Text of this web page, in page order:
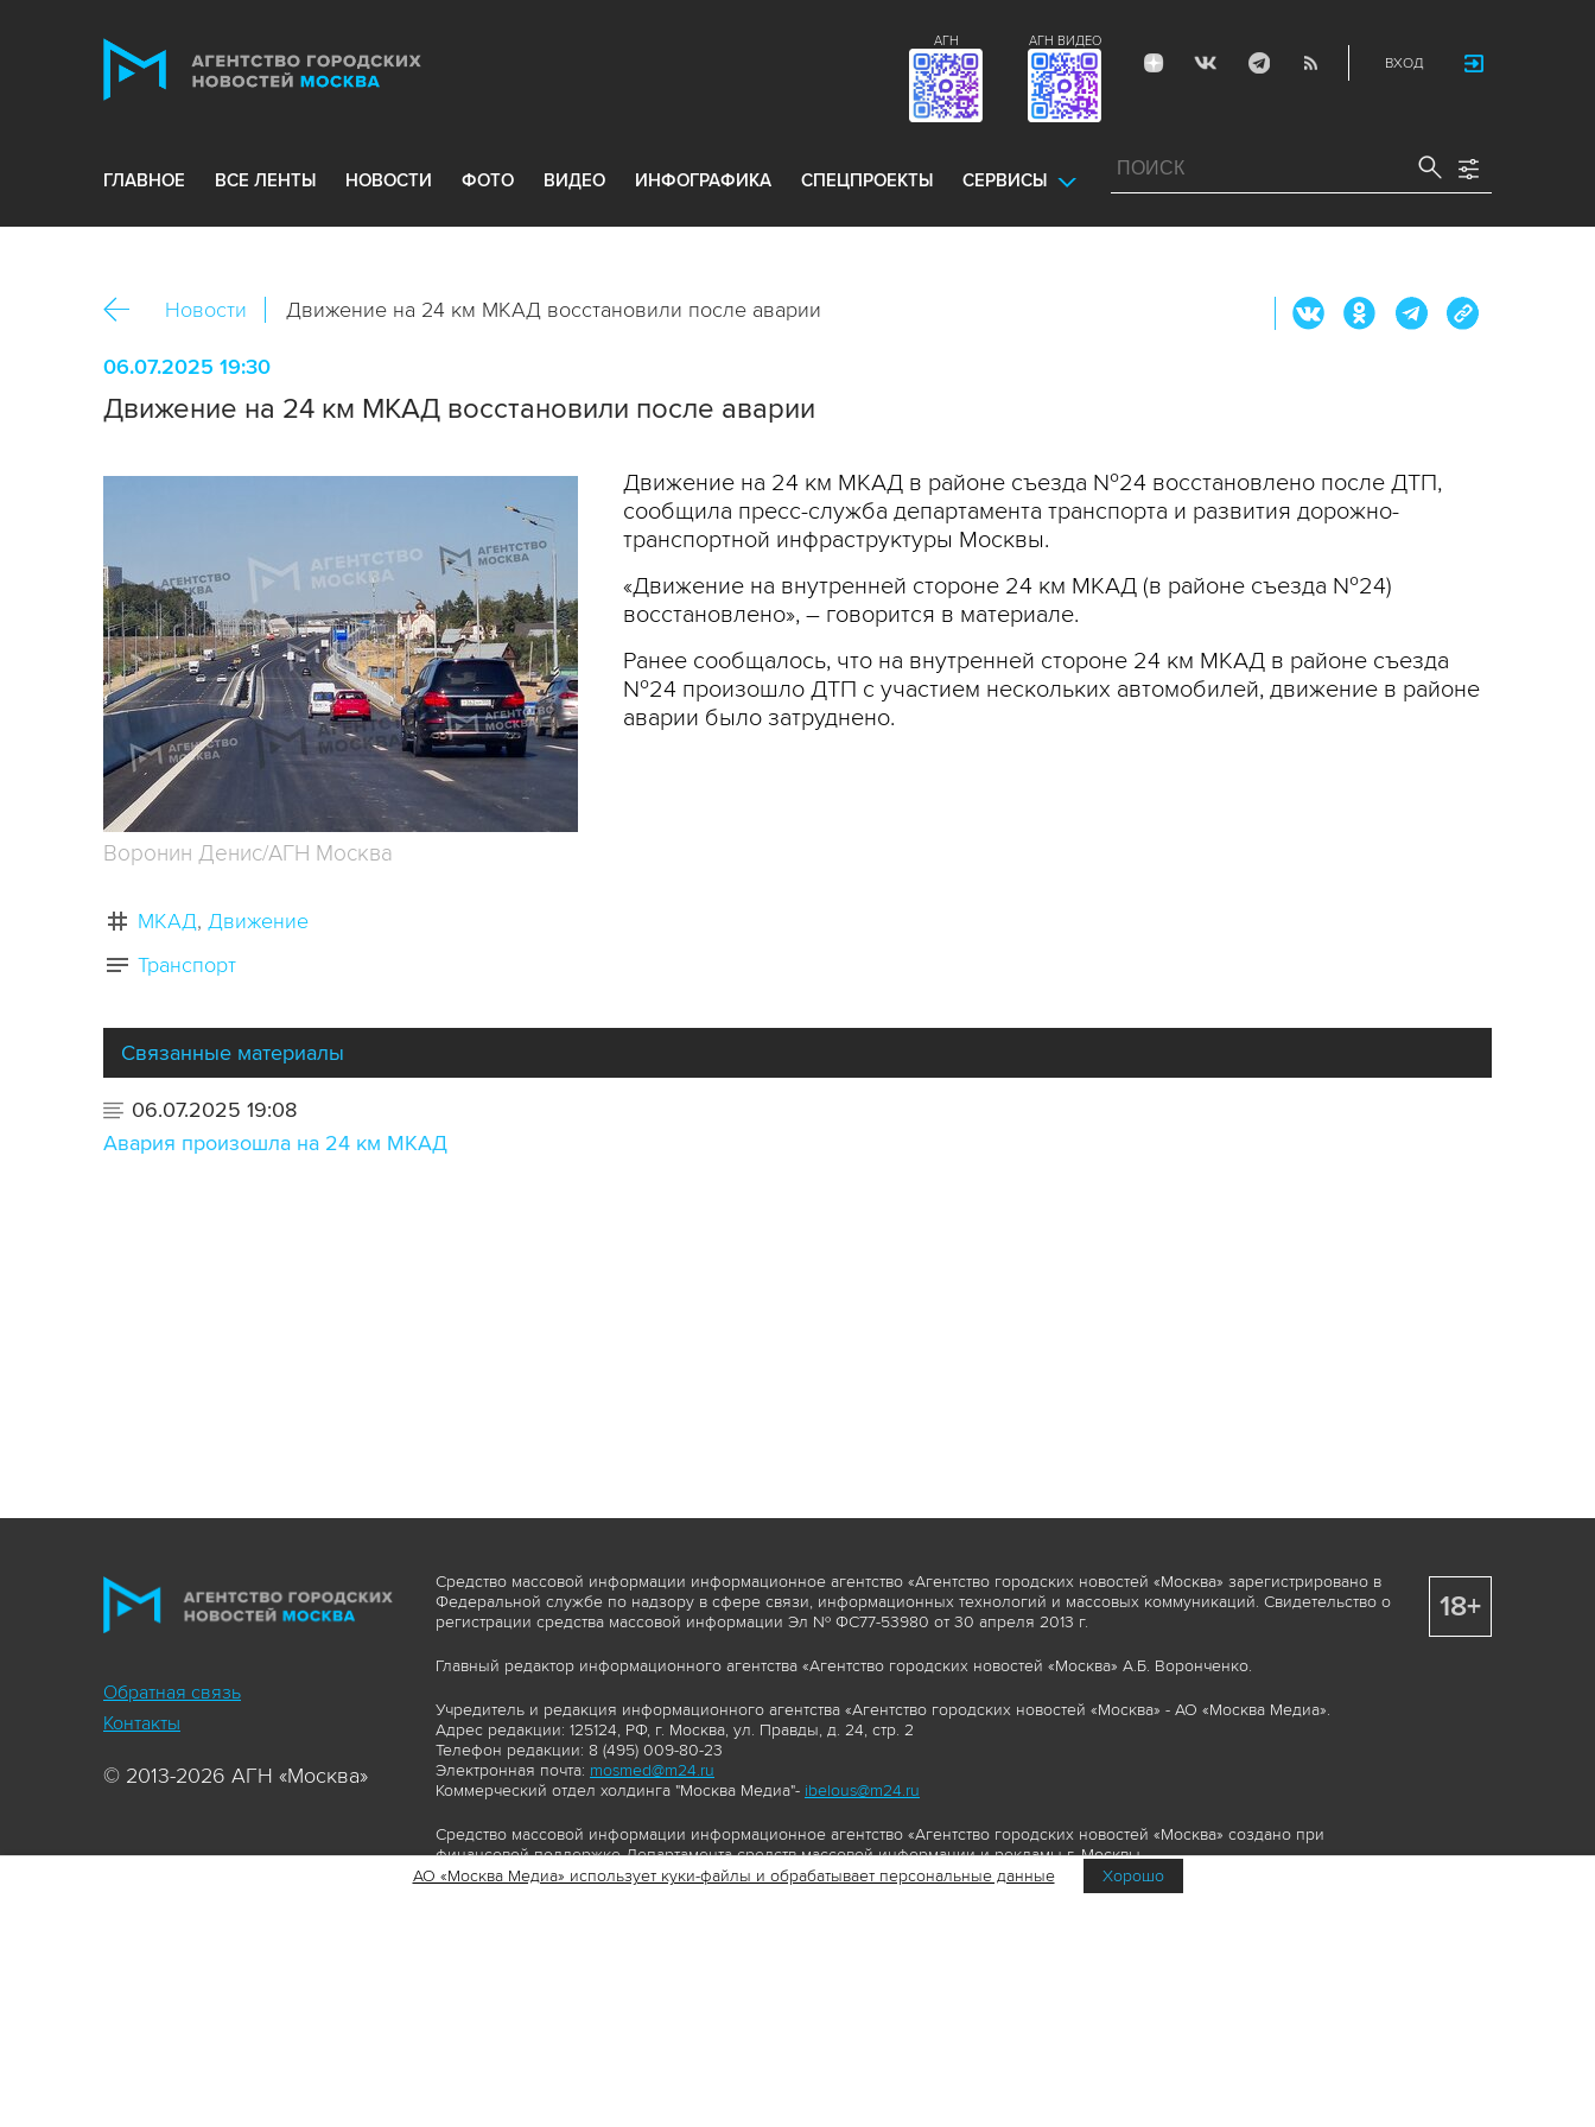
ВХОД
АГН ВИДЕО
АГН
ГЛАВНОЕ ВСЕ ЛЕНТЫ НОВОСТИ ФОТО ВИДЕО ИНФОГРАФИКА СПЕЦПРОЕКТЫ СЕРВИСЫ
Новости Движение на 24 км МКАД восстановили после аварии
06.07.2025 19:30
Движение на 24 км МКАД восстановили после аварии
Воронин Денис/АГН Москва
Движение на 24 км МКАД в районе съезда №24 восстановлено после ДТП,
сообщила пресс-служба департамента транспорта и развития дорожно-
транспортной инфраструктуры Москвы.
«Движение на внутренней стороне 24 км МКАД (в районе съезда №24)
восстановлено», – говорится в материале.
Ранее сообщалось, что на внутренней стороне 24 км МКАД в районе съезда
№24 произошло ДТП с участием нескольких автомобилей, движение в районе
аварии было затруднено.
МКАД Движение
Транспорт
Связанные материалы
06.07.2025 19:08
Авария произошла на 24 км МКАД
Обратная связь
Контакты
© 2013-2026 АГН «Москва»
Средство массовой информации информационное агентство «Агентство городских новостей «Москва» зарегистрировано в
Федеральной службе по надзору в сфере связи, информационных технологий и массовых коммуникаций. Свидетельство о
регистрации средства массовой информации Эл № ФС77-53980 от 30 апреля 2013 г.
Главный редактор информационного агентства «Агентство городских новостей «Москва» А.Б. Воронченко.
Учредитель и редакция информационного агентства «Агентство городских новостей «Москва» - АО «Москва Медиа».
Адрес редакции: 125124, РФ, г. Москва, ул. Правды, д. 24, стр. 2
Телефон редакции: 8 (495) 009-80-23
Электронная почта: mosmed@m24.ru
Коммерческий отдел холдинга "Москва Медиа"- ibelous@m24.ru
Средство массовой информации информационное агентство «Агентство городских новостей «Москва» создано при
финансовой поддержке Департамента средств массовой информации и рекламы г. Москвы.
Сайт https://www.mskagency.ru содержит материалы, товарные знаки и иные охраняемые элементы, включая, но, не
18+
АО «Москва Медиа» использует куки-файлы и обрабатывает персональные данные Хорошо